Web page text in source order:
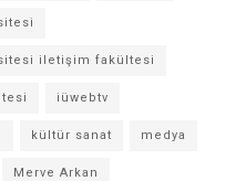
iletişim fakültesi
iüwebtv
kültür sanat medya
Merve Arkan